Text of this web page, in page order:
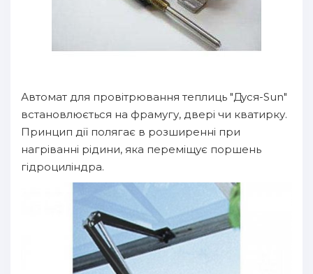
Автомат для провітрювання теплиць "Дуся-Sun"
встановлюється на фрамугу, двері чи кватирку.
Принцип дії полягає в розширенні при
нагріванні рідини, яка переміщує поршень
гідроциліндра.